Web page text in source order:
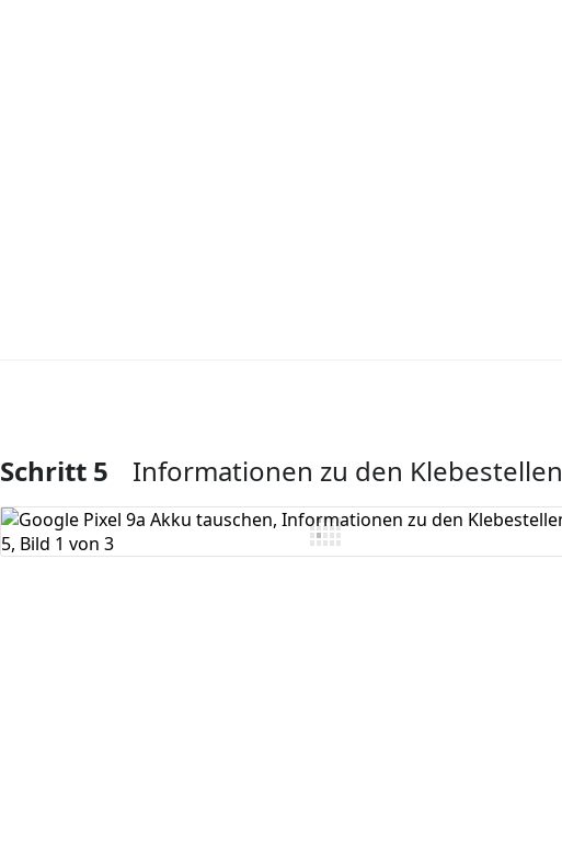
Kommentar hinzufügen
Schritt 5 Informationen zu den Klebestellen